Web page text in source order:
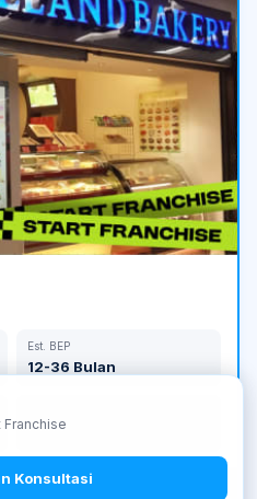
Franchise
Konsultasi
Est. BEP
12-36 Bulan
1978